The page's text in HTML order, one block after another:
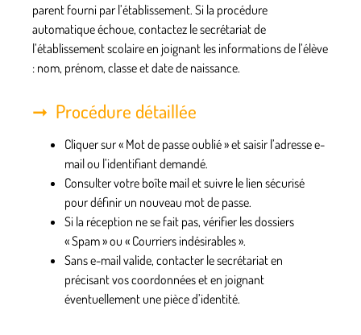
parent fourni par l’établissement. Si la procédure
automatique échoue, contactez le secrétariat de
l’établissement scolaire en joignant les informations de l’élève
: nom, prénom, classe et date de naissance.
Procédure détaillée
Cliquer sur « Mot de passe oublié » et saisir l’adresse e-
mail ou l’identifiant demandé.
Consulter votre boîte mail et suivre le lien sécurisé
pour définir un nouveau mot de passe.
Si la réception ne se fait pas, vérifier les dossiers
« Spam » ou « Courriers indésirables ».
Sans e-mail valide, contacter le secrétariat en
précisant vos coordonnées et en joignant
éventuellement une pièce d’identité.